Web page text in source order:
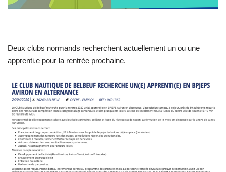
Deux clubs normands recherchent actuellement un ou une
apprenti.e pour la rentrée prochaine.